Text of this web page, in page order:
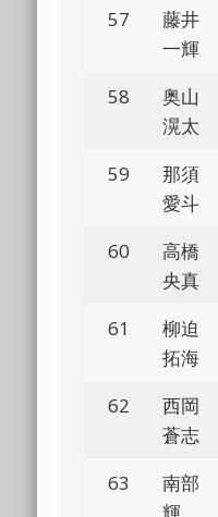
57
藤井
一輝
58
奥山
滉太
59
那須
愛斗
60
高橋
央真
61
柳迫
拓海
62
西岡
蒼志
63
南部